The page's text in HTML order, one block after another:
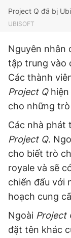
Đặt báo
Tổng biên tập:
Phó tổng biên
Tổng thư ký tòa
Giấy phép xuất
© 2003-2026
chép dưới mọi
bản. Phát triển
Project Q đã bị
UBISOFT
Nguyên nhân
tập trung vào
Các thành
Project Qhiện
cho những
Các nhà phát
Project Q.
cho biết trò
royale và sẽ
chiến đấu với
hoạch cung
Ngoài Project
đặt tên khác